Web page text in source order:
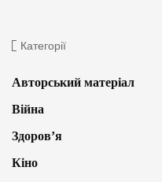
Категорії
Авторський матеріал
Війна
Здоров’я
Кіно